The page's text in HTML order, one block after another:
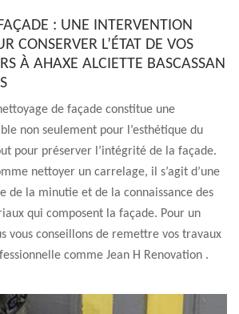
: UNE INTERVENTION
CONSERVER L’ÉTAT DE VOS
À AHAXE ALCIETTE BASCASSAN
de façade constitue une
non seulement pour l’esthétique du
pour préserver l’intégrité de la façade.
nettoyer un carrelage, il s’agit d’une
de la minutie et de la connaissance des
qui composent la façade. Pour un
vous conseillons de remettre vos travaux
comme Jean H Renovation .